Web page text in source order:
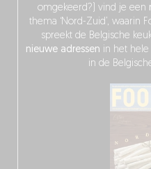
omgekeerd?) vind je een
thema ‘Nord-Zuid’, waarin
spreekt de Belgische
nieuwe adressen in het hele
in de